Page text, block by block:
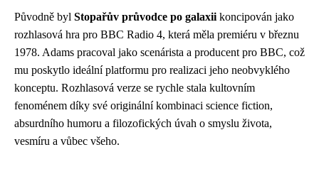
Původně byl Stopařův průvodce po galaxii koncipován jako
rozhlasová hra pro BBC Radio 4, která měla premiéru v březnu
1978. Adams pracoval jako scenárista a producent pro BBC, což
mu poskytlo ideální platformu pro realizaci jeho neobvyklého
konceptu. Rozhlasová verze se rychle stala kultovním
fenoménem díky své originální kombinaci science fiction,
absurdního humoru a filozofických úvah o smyslu života,
vesmíru a vůbec všeho.